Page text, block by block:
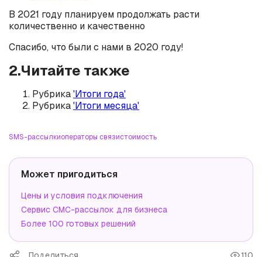
В 2021 году планируем продолжать расти
количественно и качественно
Спасибо, что были с нами в 2020 году!
2.Читайте также
Рубрика'Итоги года'
Рубрика'Итоги месяца'
SMS-рассылкиоператоры связистоимость
Может пригодиться
Цены и условия подключения
Сервис СМС-рассылок для бизнеса
Более 100 готовых решений